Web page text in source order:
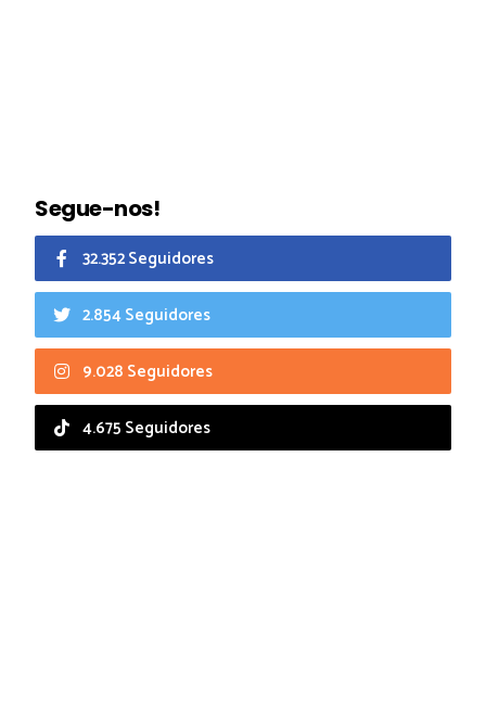
Segue-nos!
32.352 Seguidores
2.854 Seguidores
9.028 Seguidores
4.675 Seguidores